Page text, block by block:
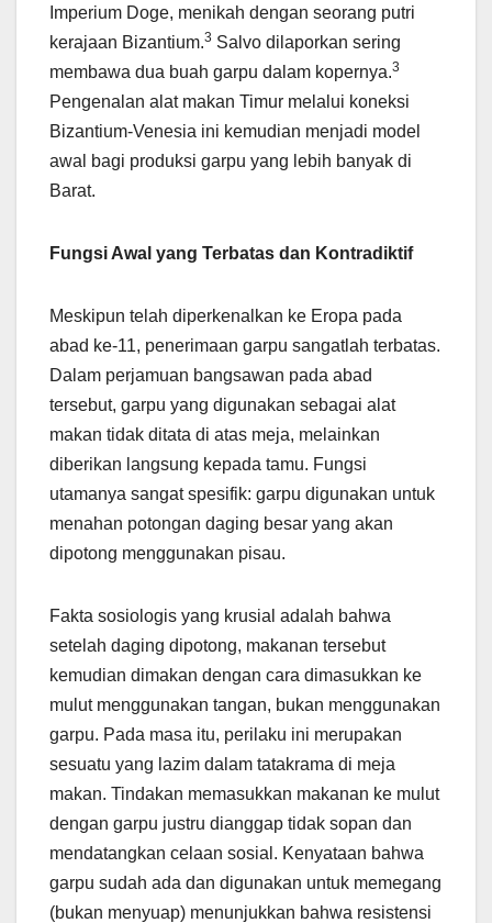
Imperium Doge, menikah dengan seorang putri
kerajaan Bizantium.3 Salvo dilaporkan sering
membawa dua buah garpu dalam kopernya.3
Pengenalan alat makan Timur melalui koneksi
Bizantium-Venesia ini kemudian menjadi model
awal bagi produksi garpu yang lebih banyak di
Barat.
Fungsi Awal yang Terbatas dan Kontradiktif
Meskipun telah diperkenalkan ke Eropa pada
abad ke-11, penerimaan garpu sangatlah terbatas.
Dalam perjamuan bangsawan pada abad
tersebut, garpu yang digunakan sebagai alat
makan tidak ditata di atas meja, melainkan
diberikan langsung kepada tamu. Fungsi
utamanya sangat spesifik: garpu digunakan untuk
menahan potongan daging besar yang akan
dipotong menggunakan pisau.
Fakta sosiologis yang krusial adalah bahwa
setelah daging dipotong, makanan tersebut
kemudian dimakan dengan cara dimasukkan ke
mulut menggunakan tangan, bukan menggunakan
garpu. Pada masa itu, perilaku ini merupakan
sesuatu yang lazim dalam tatakrama di meja
makan. Tindakan memasukkan makanan ke mulut
dengan garpu justru dianggap tidak sopan dan
mendatangkan celaan sosial. Kenyataan bahwa
garpu sudah ada dan digunakan untuk memegang
(bukan menyuap) menunjukkan bahwa resistensi